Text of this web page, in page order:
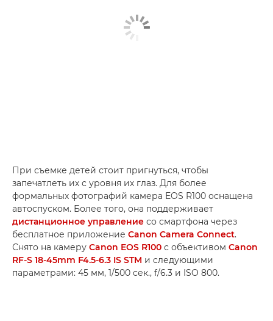
При съемке детей стоит пригнуться, чтобы
запечатлеть их с уровня их глаз. Для более
формальных фотографий камера EOS R100 оснащена
автоспуском. Более того, она поддерживает
дистанционное управление со смартфона через
бесплатное приложение Canon Camera Connect.
Снято на камеру Canon EOS R100 с объективом Canon
RF-S 18-45mm F4.5-6.3 IS STM и следующими
параметрами: 45 мм, 1/500 сек., f/6.3 и ISO 800.